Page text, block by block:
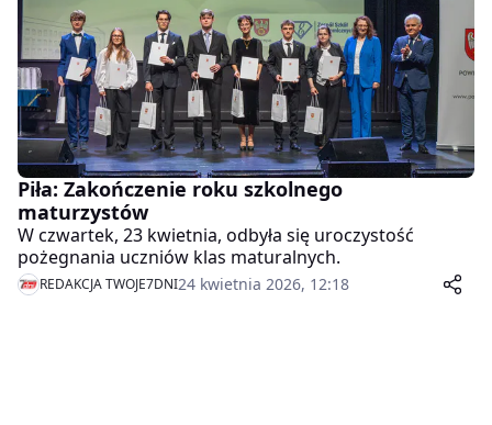
pilskiego.
Piła: Zakończenie roku szkolnego
maturzystów
W czwartek, 23 kwietnia, odbyła się uroczystość
pożegnania uczniów klas maturalnych.
REDAKCJA TWOJE7DNI24 kwietnia 2026, 12:18